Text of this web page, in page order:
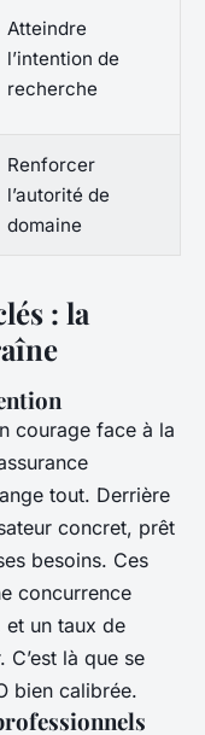
Atteindre
l’intention de
recherche
Renforcer
l’autorité de
domaine
: la
courage face à la
tout. Derrière
concret, prêt
besoins. Ces
concurrence
et un taux de
là que se
bien calibrée.